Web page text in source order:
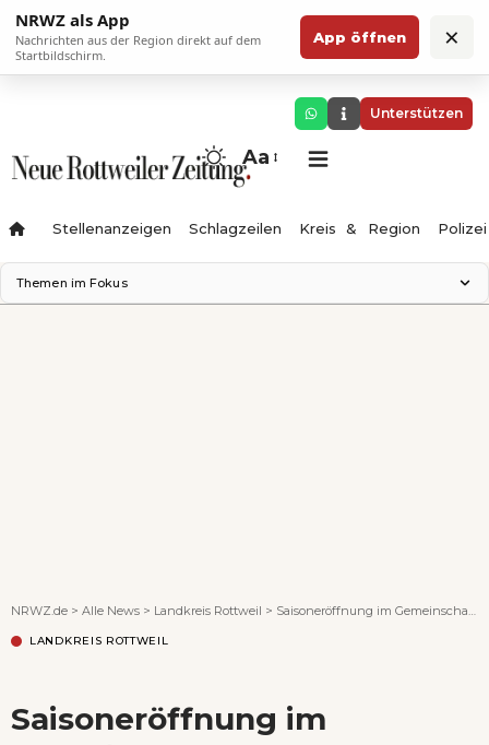
NRWZ als App
Nachrichten aus der Region direkt auf dem
Startbildschirm.
App öffnen ×
Unterstützen
Aa
Stellenanzeigen Schlagzeilen Kreis & Region Polizei
Themen im Fokus
NRWZ.de > Alle News > Landkreis Rottweil > Saisoneröffnung im Gemeinschaftsgarten: Alle dürfen anpacken
LANDKREIS ROTTWEIL
Saisoneröffnung im